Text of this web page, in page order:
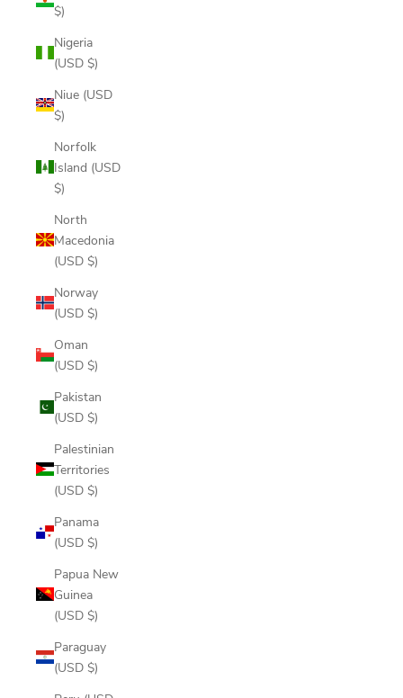
$)
Nigeria
(USD $)
Niue (USD
$)
Norfolk
Island (USD
$)
North
Macedonia
(USD $)
Norway
(USD $)
Oman
(USD $)
Pakistan
(USD $)
Palestinian
Territories
(USD $)
Panama
(USD $)
Papua New
Guinea
(USD $)
Paraguay
(USD $)